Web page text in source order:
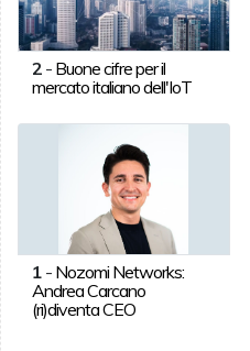
2- Buone cifre per il
mercato italiano dell'IoT
1- Nozomi Networks:
Andrea Carcano
(ri)diventa CEO